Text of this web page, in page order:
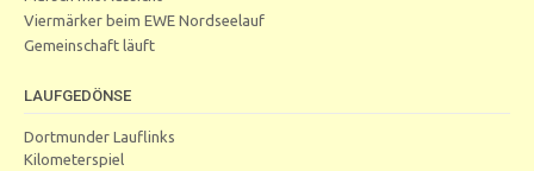
Viermärker beim EWE Nordseelauf
Gemeinschaft läuft
LAUFGEDÖNSE
Dortmunder Lauflinks
Kilometerspiel